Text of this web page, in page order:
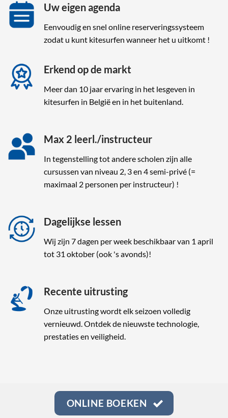
Uw eigen agenda
Eenvoudig en snel online reserveringssysteem
zodat u kunt kitesurfen wanneer het u uitkomt !
Erkend op de markt
Meer dan 10 jaar ervaring in het lesgeven in
kitesurfen in België en in het buitenland.
Max 2 leerl./instructeur
In tegenstelling tot andere scholen zijn alle
cursussen van niveau 2, 3 en 4 semi-privé (=
maximaal 2 personen per instructeur) !
Dagelijkse lessen
Wij zijn 7 dagen per week beschikbaar van 1 april
tot 31 oktober (ook 's avonds)!
Recente uitrusting
Onze uitrusting wordt elk seizoen volledig
vernieuwd. Ontdek de nieuwste technologie,
prestaties en veiligheid.
ONLINE BOEKEN